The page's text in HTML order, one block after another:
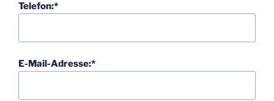
Telefon:*
E-Mail-Adresse:*